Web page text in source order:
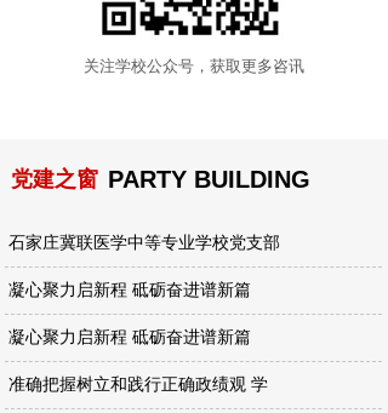
关注学校公众号，获取更多咨讯
PARTY BUILDING
石家庄冀联医学中等专业学校党支部
凝心聚力启新程 砥砺奋进谱新篇
凝心聚力启新程 砥砺奋进谱新篇
准确把握树立和践行正确政绩观 学
党建之窗